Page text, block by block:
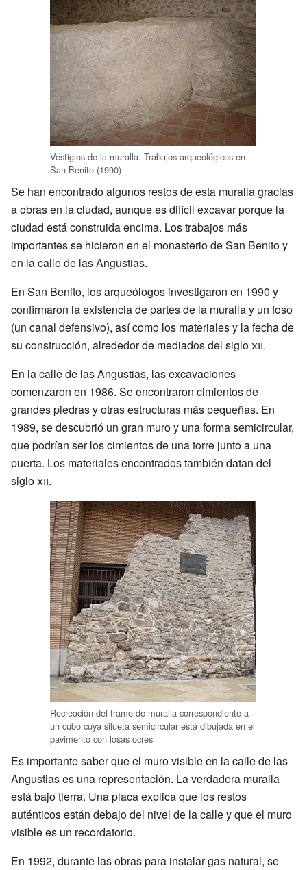
Vestigios de la muralla. Trabajos arqueológicos en
San Benito (1990)
Se han encontrado algunos restos de esta muralla gracias
a obras en la ciudad, aunque es difícil excavar porque la
ciudad está construida encima. Los trabajos más
importantes se hicieron en el monasterio de San Benito y
en la calle de las Angustias.
En San Benito, los arqueólogos investigaron en 1990 y
confirmaron la existencia de partes de la muralla y un foso
(un canal defensivo), así como los materiales y la fecha de
su construcción, alrededor de mediados del sigloxii.
En la calle de las Angustias, las excavaciones
comenzaron en 1986. Se encontraron cimientos de
grandes piedras y otras estructuras más pequeñas. En
1989, se descubrió un gran muro y una forma semicircular,
que podrían ser los cimientos de una torre junto a una
puerta. Los materiales encontrados también datan del
sigloxii.
Recreación del tramo de muralla correspondiente a
un cubo cuya silueta semicircular está dibujada en el
pavimento con losas ocres
Es importante saber que el muro visible en la calle de las
Angustias es una representación. La verdadera muralla
está bajo tierra. Una placa explica que los restos
auténticos están debajo del nivel de la calle y que el muro
visible es un recordatorio.
En 1992, durante las obras para instalar gas natural, se